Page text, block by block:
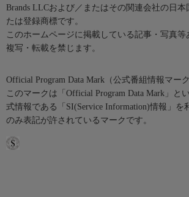
Brands LLCおよび／またはその関連会社の日本
たは登録商標です。
このホームページに掲載している記事・写真
複写・転載を禁じます。
Official Program Data Mark（公式番組情報マーク
このマークは「Official Program Data Mark」と
式情報である「SI(Service Information)情報」を
のみ表記が許されているマークです。